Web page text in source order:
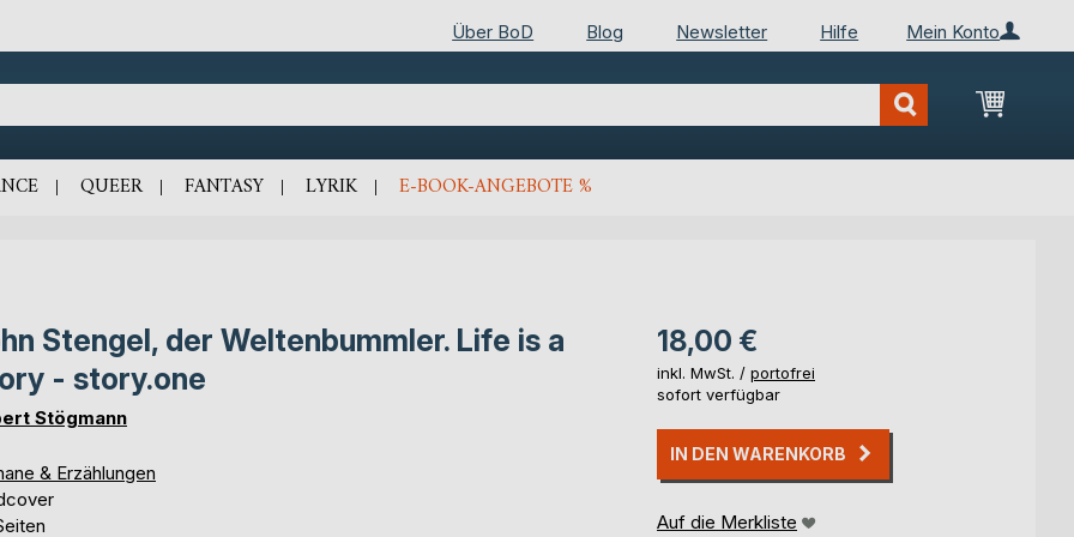
Mein Konto
Über BoD Blog Newsletter Hilfe
Mein
QUEER FANTASY LYRIK E-BOOK-ANGEBOTE %
Stengel, der Weltenbummler. Life is a
- story.one
Stögmann
& Erzählungen
18,00 €
inkl. MwSt. / portofrei
sofort verfügbar
IN DEN WARENKORB
Auf die Merkliste